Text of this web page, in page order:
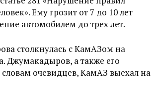
Ему грозит от 7 до 10 лет
автомобилем до трех лет.
столкнулась с КамАЗом на
Джумакадыров, а также его
очевидцев, КамАЗ выехал на